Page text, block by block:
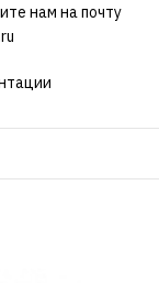
нам на почту